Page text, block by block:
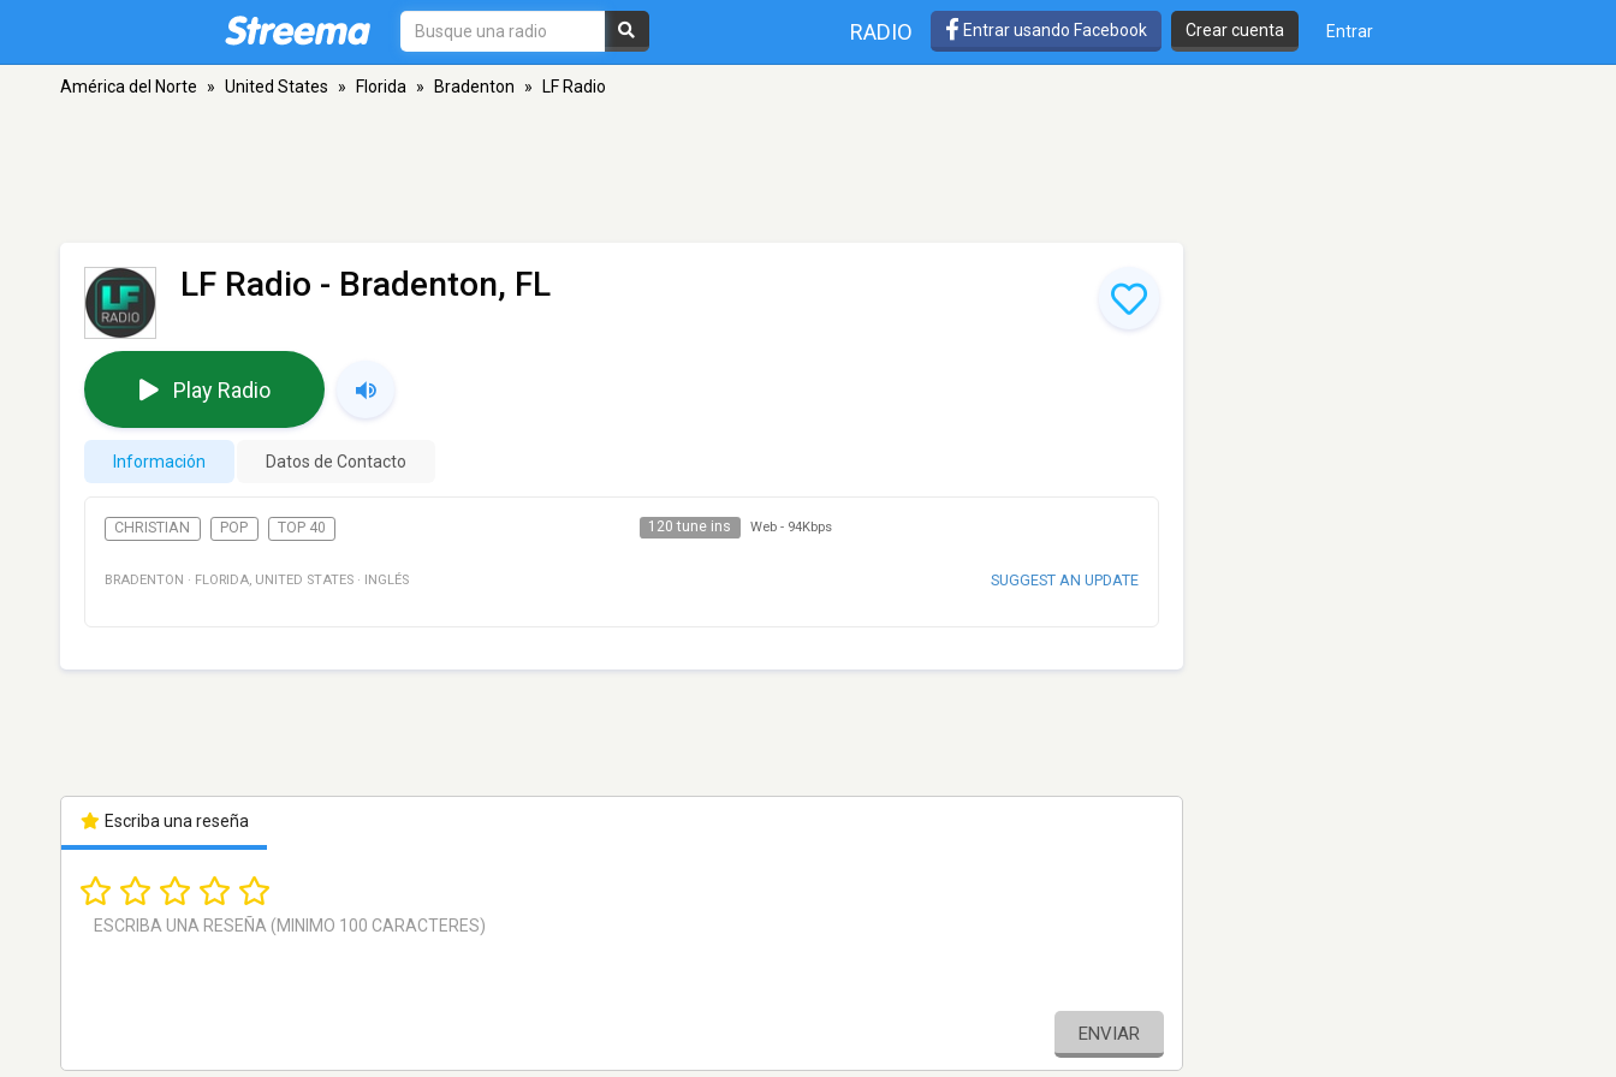
RADIO Entrar usando Facebook Crear cuenta Entrar
América del Norte » United States » Florida » Bradenton » LF Radio
LF Radio - Bradenton, FL
Play Radio
Información Datos de Contacto
CHRISTIAN POP TOP 40 120 tune ins Web - 94Kbps
BRADENTON · FLORIDA, UNITED STATES · INGLÉS SUGGEST AN UPDATE
Escriba una reseña
ENVIAR